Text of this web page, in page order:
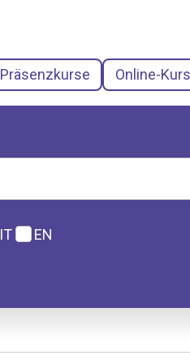
Präsenzkurse Online-
IT EN